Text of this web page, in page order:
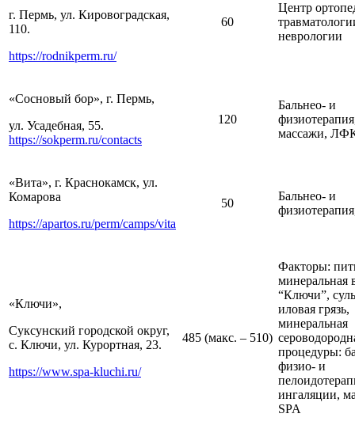
г. Пермь, ул. Кировоградская,
110.
https://rodnikperm.ru/
60
Центр
неврологии
«Сосновый бор», г. Пермь,
ул. Усадебная, 55.
https://sokperm.ru/contacts
120
Бальнео- и
массажи,
«Вита», г. Краснокамск, ул.
Комарова
https://apartos.ru/perm/camps/vita
50
Бальнео- и
«Ключи»,
Суксунский городской округ,
с. Ключи, ул. Курортная, 23.
https://www.spa-kluchi.ru/
485 (макс. – 510)
Факторы:
минеральная
“Ключи”,
иловая грязь,
минеральная
процедуры:
физио- и
ингаляции,
SPA